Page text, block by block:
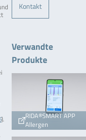
).
Kontakt
Verwandte
Produkte
RIDA®SMART APP
Allergen